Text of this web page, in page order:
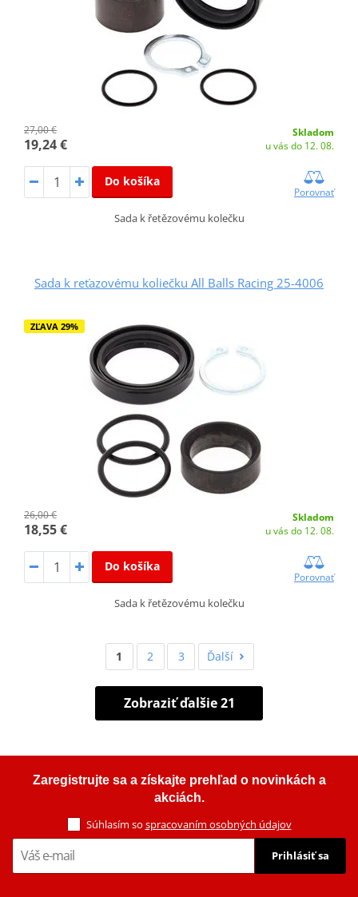
27,00 €
19,24 €
Skladom
u vás do 12. 08.
Do košíka
Porovnať
Sada k řetězovému kolečku
Sada k reťazovému koliečku All Balls Racing 25-4006
ZĽAVA 29%
26,00 €
18,55 €
Skladom
u vás do 12. 08.
Do košíka
Porovnať
Sada k řetězovému kolečku
1 2 3 Ďalší
Zobraziť ďalšie 21
Zaregistrujte sa a získajte prehľad o novinkách a
akciách.
Súhlasím so spracovaním osobných údajov
Prihlásiť sa